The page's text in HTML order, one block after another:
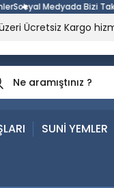
Medyada Bizi Takip
Ücretsiz Kargo
SUNİ YEMLER